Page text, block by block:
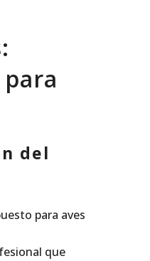
del
para aves
que